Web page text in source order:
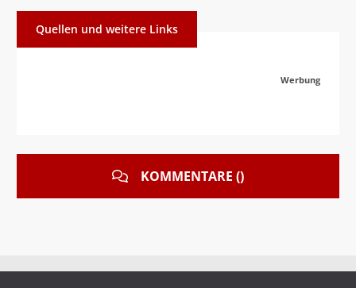
Quellen und weitere Links
Werbung
KOMMENTARE ()